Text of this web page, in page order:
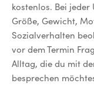
kostenlos. Bei
Größe, Gewicht,
Sozialverhalten
vor dem Termin
Alltag, die du mit
besprechen